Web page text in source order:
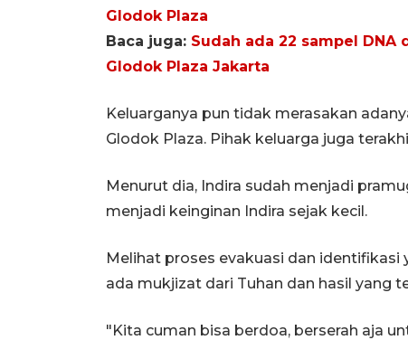
Glodok Plaza
Baca juga: Sudah ada 22 sampel
Glodok Plaza Jakarta
Keluarganya pun tidak merasakan
Glodok Plaza. Pihak keluarga juga
Menurut dia, Indira sudah menjadi
menjadi keinginan Indira sejak kecil.
Melihat proses evakuasi dan identifikasi
ada mukjizat dari Tuhan dan hasil yang
"Kita cuman bisa berdoa, berserah aja